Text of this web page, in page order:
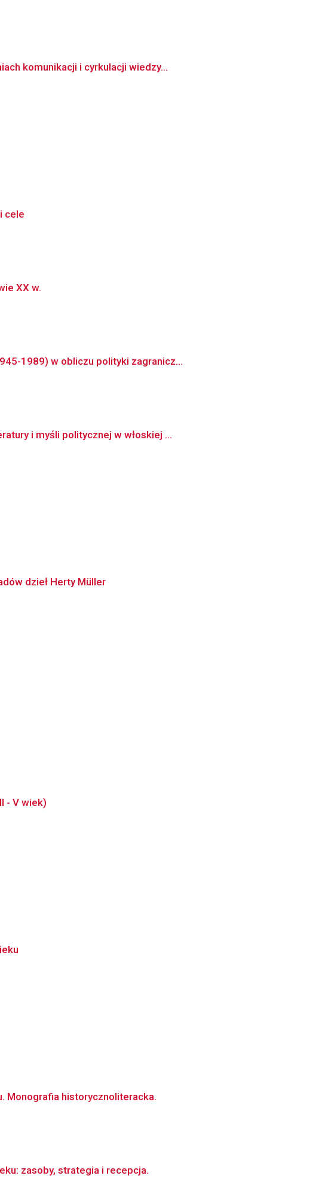
komunikacji i cyrkulacji wiedzy...
cele
XX w.
1989) w obliczu polityki zagranicz...
i myśli politycznej w włoskiej ...
dzieł Herty Müller
- V wiek)
Monografia historycznoliteracka.
zasoby, strategia i recepcja.